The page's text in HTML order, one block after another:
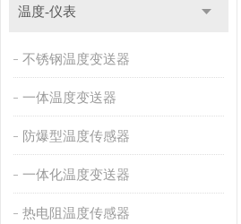
温度-仪表
不锈钢温度变送器
一体温度变送器
防爆型温度传感器
一体化温度变送器
热电阻温度传感器